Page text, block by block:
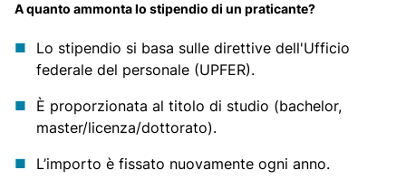
A quanto ammonta lo stipendio di un praticante?
Lo stipendio si basa sulle direttive dell'Ufficio
federale del personale (UPFER).
È proporzionata al titolo di studio (bachelor,
master/licenza/dottorato).
L’importo è fissato nuovamente ogni anno.